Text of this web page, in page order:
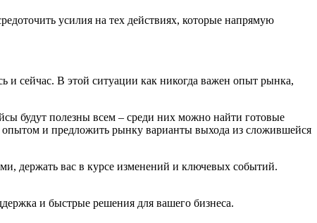
усилия на тех действиях, которые напрямую
сейчас. В этой ситуации как никогда важен опыт рынка,
будут полезны всем – среди них можно найти готовые
опытом и предложить рынку варианты выхода из сложившейся
держать вас в курсе изменений и ключевых событий.
и быстрые решения для вашего бизнеса.